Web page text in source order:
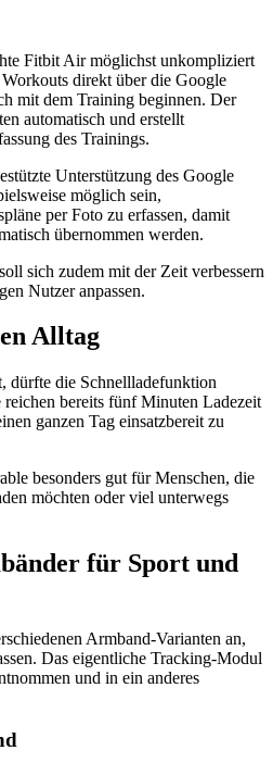
Fitbit Air möglichst unkompliziert
direkt über die Google
mit dem Training beginnen. Der
automatisch und erstellt
des Trainings.
Unterstützung des Google
möglich sein,
per Foto zu erfassen, damit
übernommen werden.
sich zudem mit der Zeit verbessern
Nutzer anpassen.
Alltag
dürfte die Schnellladefunktion
bereits fünf Minuten Ladezeit
ganzen Tag einsatzbereit zu
besonders gut für Menschen, die
möchten oder viel unterwegs
für Sport und
Armband-Varianten an,
Das eigentliche Tracking-Modul
und in ein anderes